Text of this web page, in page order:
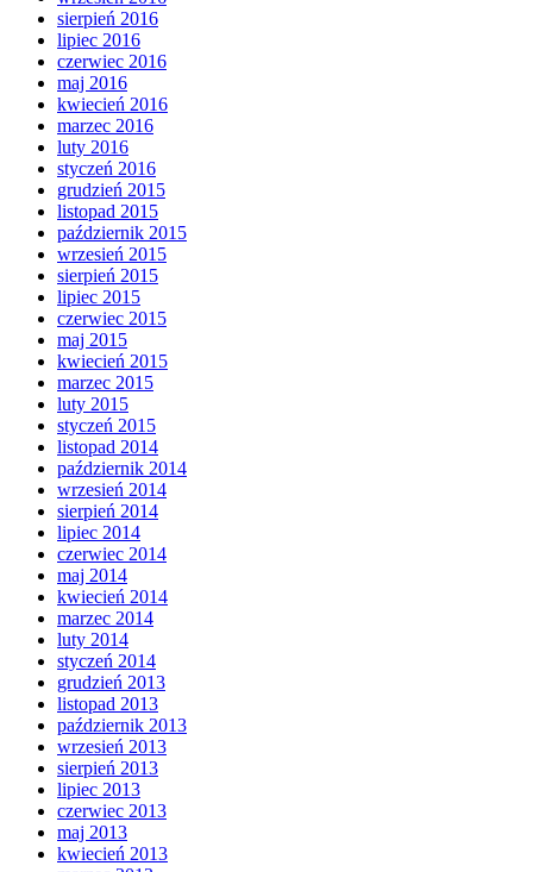
sierpień 2016
lipiec 2016
czerwiec 2016
maj 2016
kwiecień 2016
marzec 2016
luty 2016
styczeń 2016
grudzień 2015
listopad 2015
październik 2015
wrzesień 2015
sierpień 2015
lipiec 2015
czerwiec 2015
maj 2015
kwiecień 2015
marzec 2015
luty 2015
styczeń 2015
listopad 2014
październik 2014
wrzesień 2014
sierpień 2014
lipiec 2014
czerwiec 2014
maj 2014
kwiecień 2014
marzec 2014
luty 2014
styczeń 2014
grudzień 2013
listopad 2013
październik 2013
wrzesień 2013
sierpień 2013
lipiec 2013
czerwiec 2013
maj 2013
kwiecień 2013